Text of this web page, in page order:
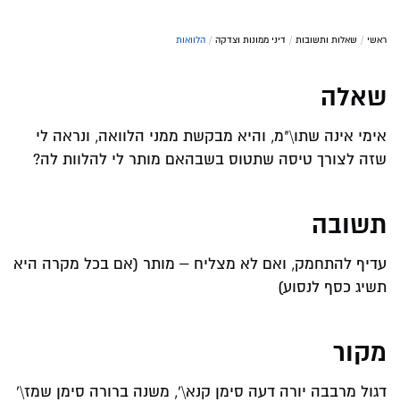
ראשי / שאלות ותשובות / דיני ממונות וצדקה / הלוואות
שאלה
אימי אינה שתו\"מ, והיא מבקשת ממני הלוואה, ונראה לי
שזה לצורך טיסה שתטוס בשבהאם מותר לי להלוות לה?
תשובה
עדיף להתחמק, ואם לא מצליח – מותר (אם בכל מקרה היא
תשיג כסף לנסוע)
מקור
דגול מרבבה יורה דעה סימן קנא\', משנה ברורה סימן שמז\'